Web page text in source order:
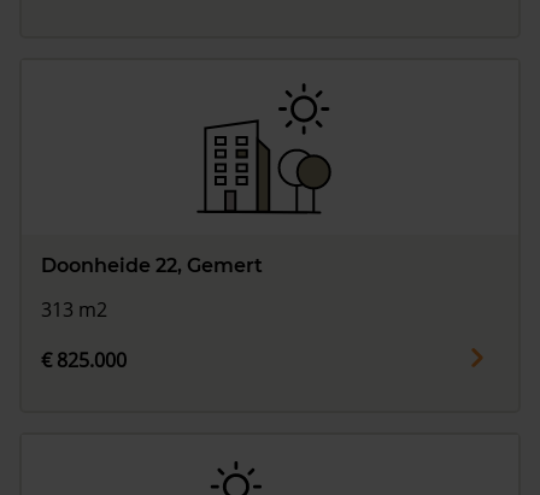
Doonheide 22, Gemert
313 m2
€ 825.000